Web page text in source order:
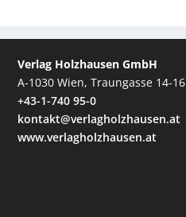
Verlag Holzhausen GmbH
A-1030 Wien, Traungasse 14-16
+43-1-740 95-0
kontakt@verlagholzhausen.at
www.verlagholzhausen.at